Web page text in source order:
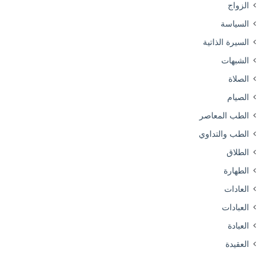
الزواج
السياسة
السيرة الذاتية
الشبهات
الصلاة
الصيام
الطب المعاصر
الطب والتداوي
الطلاق
الطهارة
العادات
العبادات
العبادة
العقيدة